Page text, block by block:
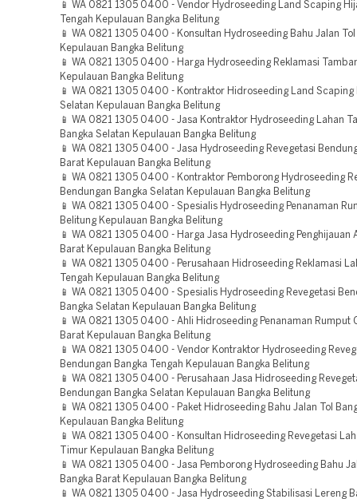
📱 WA 0821 1305 0400 - Vendor Hydroseeding Land Scaping
Tengah Kepulauan Bangka Belitung
📱 WA 0821 1305 0400 - Konsultan Hydroseeding Bahu Jalan
Kepulauan Bangka Belitung
📱 WA 0821 1305 0400 - Harga Hydroseeding Reklamasi
Kepulauan Bangka Belitung
📱 WA 0821 1305 0400 - Kontraktor Hidroseeding Land Scaping
Selatan Kepulauan Bangka Belitung
📱 WA 0821 1305 0400 - Jasa Kontraktor Hydroseeding Lahan
Bangka Selatan Kepulauan Bangka Belitung
📱 WA 0821 1305 0400 - Jasa Hydroseeding Revegetasi
Barat Kepulauan Bangka Belitung
📱 WA 0821 1305 0400 - Kontraktor Pemborong Hydroseeding
Bendungan Bangka Selatan Kepulauan Bangka Belitung
📱 WA 0821 1305 0400 - Spesialis Hydroseeding Penanaman
Belitung Kepulauan Bangka Belitung
📱 WA 0821 1305 0400 - Harga Jasa Hydroseeding Penghijauan
Barat Kepulauan Bangka Belitung
📱 WA 0821 1305 0400 - Perusahaan Hidroseeding Reklamasi
Tengah Kepulauan Bangka Belitung
📱 WA 0821 1305 0400 - Spesialis Hydroseeding Revegetasi
Bangka Selatan Kepulauan Bangka Belitung
📱 WA 0821 1305 0400 - Ahli Hidroseeding Penanaman Rumput
Barat Kepulauan Bangka Belitung
📱 WA 0821 1305 0400 - Vendor Kontraktor Hydroseeding
Bendungan Bangka Tengah Kepulauan Bangka Belitung
📱 WA 0821 1305 0400 - Perusahaan Jasa Hidroseeding
Bendungan Bangka Selatan Kepulauan Bangka Belitung
📱 WA 0821 1305 0400 - Paket Hidroseeding Bahu Jalan Tol
Kepulauan Bangka Belitung
📱 WA 0821 1305 0400 - Konsultan Hidroseeding Revegetasi
Timur Kepulauan Bangka Belitung
📱 WA 0821 1305 0400 - Jasa Pemborong Hydroseeding Bahu
Bangka Barat Kepulauan Bangka Belitung
📱 WA 0821 1305 0400 - Jasa Hydroseeding Stabilisasi Lereng